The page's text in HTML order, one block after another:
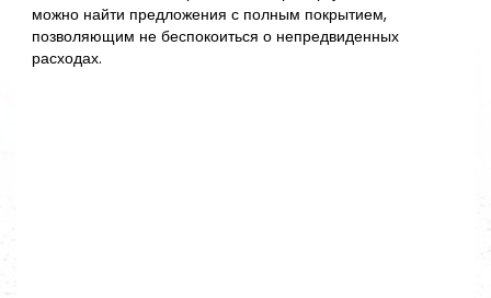
можно найти предложения с полным покрытием,
позволяющим не беспокоиться о непредвиденных
расходах.